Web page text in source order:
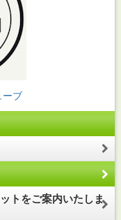
ーブ
トをご案内いたしま